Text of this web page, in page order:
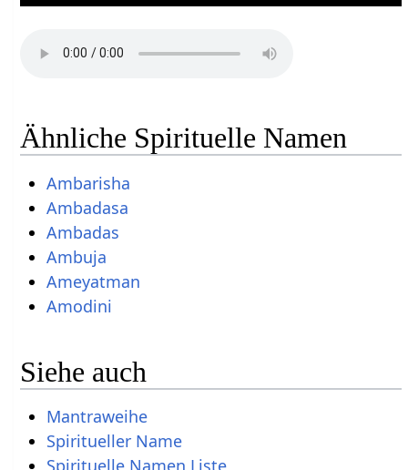
Ähnliche Spirituelle Namen
Ambarisha
Ambadasa
Ambadas
Ambuja
Ameyatman
Amodini
Siehe auch
Mantraweihe
Spiritueller Name
Spirituelle Namen Liste